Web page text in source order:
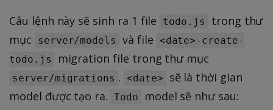
Câu lệnh này sẽ sinh ra 1 file todo.js
trong thư
mục
server/models và file <date>-create-
todo.js
migration file trong thư mục
server/migrations . <date>
sẽ là thời gian
model được tạo ra. Todo model sẽ như sau: